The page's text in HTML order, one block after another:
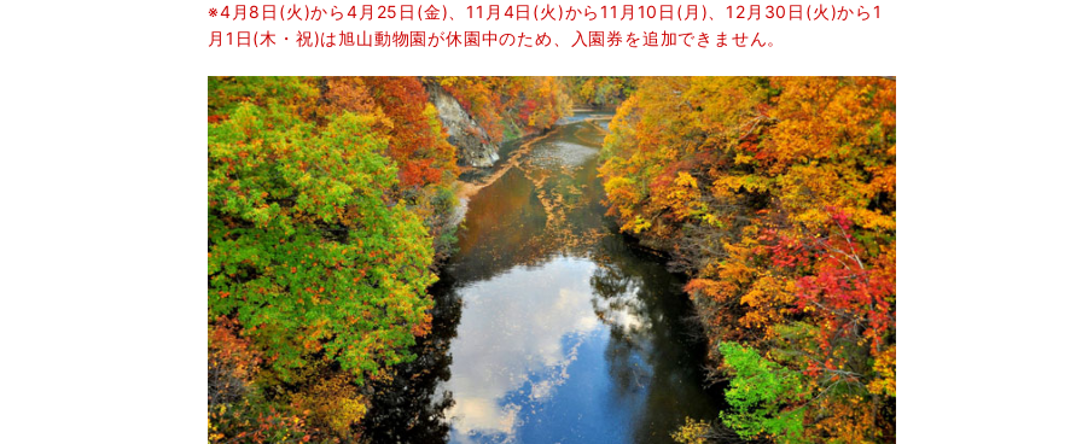
※4月8日(火)から4月25日(金)、11月4日(火)から11月10日(月)、12月30日(火)から1
月1日(木・祝)は旭山動物園が休園中のため、入園券を追加できません。